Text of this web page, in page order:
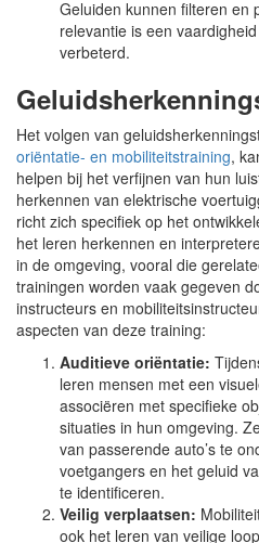
Geluiden kunnen filteren en
relevantie is een
verbeterd.
Het volgen van
oriëntatie- en mobiliteitstraining,
helpen bij het verfijnen van hun
herkennen van elektrische
richt zich specifiek op het
het leren herkennen en
in de omgeving, vooral die
trainingen worden vaak gegeven
instructeurs en
aspecten van deze training:
Auditieve oriëntatie:
leren mensen met een
associëren met specifieke
situaties in hun omgeving.
van passerende auto’s te
voetgangers en het geluid
te identificeren.
Veilig verplaatsen:
ook het leren van veilige